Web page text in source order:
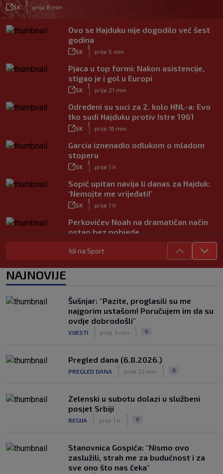
SK prije 8 min
Ovo se Hajduku nije dogodilo već šest
godina
SK prije 5 min
Pjaca u top formi: Nakon asistencije,
stigao je i gol u Europi
SK prije 21 min
Određeni su suci za 2. kolo HNL-a: Evo
tko sudi Hajduku protiv Istre 1961
SK prije 16 min
Garcia iznenadio odlukom o mladom
stoperu
SK prije 1 h
Sopić upitan navija li danas za Hajduk:
‘Nemojte me vrijeđati!’
SK prije 1 h
Perkovićev Noah na dramatičan način
ostao bez pobjede
Dalić u Emirate vodi dvojicu velikana
hrvatskog nogometa, evo što će oni
Zlatko Dalić ima novi posao! Postaje
treći Hrvat na kormilu te reprezentacije
SK prije 10 h
Idi na Sport
NAJNOVIJE
Šušnjar: "Pazite, proglasili su me
najgorim ustašom! Poručujem im da su
ovdje dobrodošli"
VIJESTI prije 3 min 0
Pregled dana (6.8.2026.)
PREGLED DANA prije 22 min 0
Zelenski u subotu dolazi u službeni
posjet Srbiji
REGIJA prije 1 h 0
Stanovnica Gospića: "Nismo ovo
zaslužili, strah me za budućnost i za
sve ono što nas čeka"